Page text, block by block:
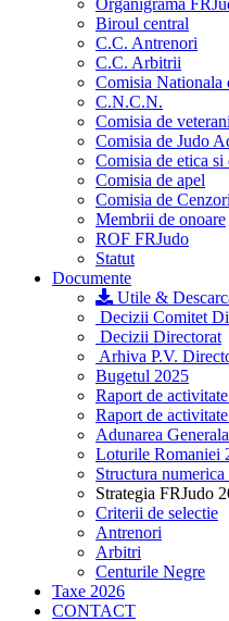
Organigrama
Biroul central
C.C. Antrenori
C.C. Arbitrii
Comisia Nationala
C.N.C.N.
Comisia de veterani
Comisia de Judo
Comisia de etica si
Comisia de apel
Comisia de Cenzori
Membrii de onoare
ROF FRJudo
Statut
Documente
Utile &
Decizii Comitet
Decizii Directorat
Arhiva P.V.
Bugetul 2025
Raport de
Raport de
Adunarea
Loturile Romaniei
Structura
Strategia FRJudo
Criterii de selectie
Antrenori
Arbitri
Centurile Negre
Taxe 2026
CONTACT